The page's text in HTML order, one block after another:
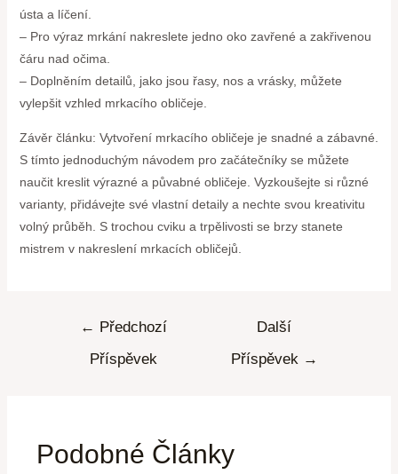
ústa a líčení.
– Pro výraz mrkání nakreslete jedno oko zavřené a zakřivenou
čáru nad očima.
– Doplněním detailů, jako jsou řasy, nos a vrásky, můžete
vylepšit vzhled mrkacího obličeje.
Závěr článku: Vytvoření mrkacího obličeje je snadné a zábavné.
S tímto jednoduchým návodem pro začátečníky se můžete
naučit kreslit výrazné a půvabné obličeje. Vyzkoušejte si různé
varianty, přidávejte své vlastní detaily a nechte svou kreativitu
volný průběh. S trochou cviku a trpělivosti se brzy stanete
mistrem v nakreslení mrkacích obličejů.
← Předchozí
Příspěvek
Další
Příspěvek →
Podobné Články